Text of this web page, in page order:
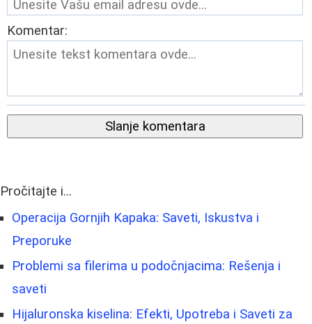
Komentar:
Slanje komentara
Pročitajte i...
Operacija Gornjih Kapaka: Saveti, Iskustva i
Preporuke
Problemi sa filerima u podočnjacima: Rešenja i
saveti
Hijaluronska kiselina: Efekti, Upotreba i Saveti za